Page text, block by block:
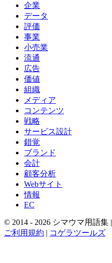
企業
データ
評価
事業
小売業
流通
広告
価値
組織
メディア
コンテンツ
戦略
サービス設計
錯覚
ブランド
会計
顧客分析
Webサイト
情報
EC
© 2014 - 2026 シマウマ用語集 |
ご利用規約 | コゲラツールズ